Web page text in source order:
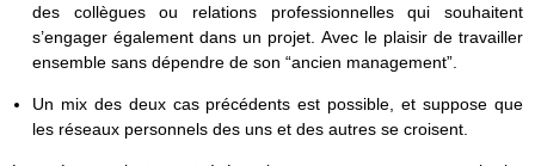
des collègues ou relations professionnelles qui souhaitent
s’engager également dans un projet. Avec le plaisir de travailler
ensemble sans dépendre de son “ancien management”.
Un mix des deux cas précédents est possible, et suppose que
les réseaux personnels des uns et des autres se croisent.